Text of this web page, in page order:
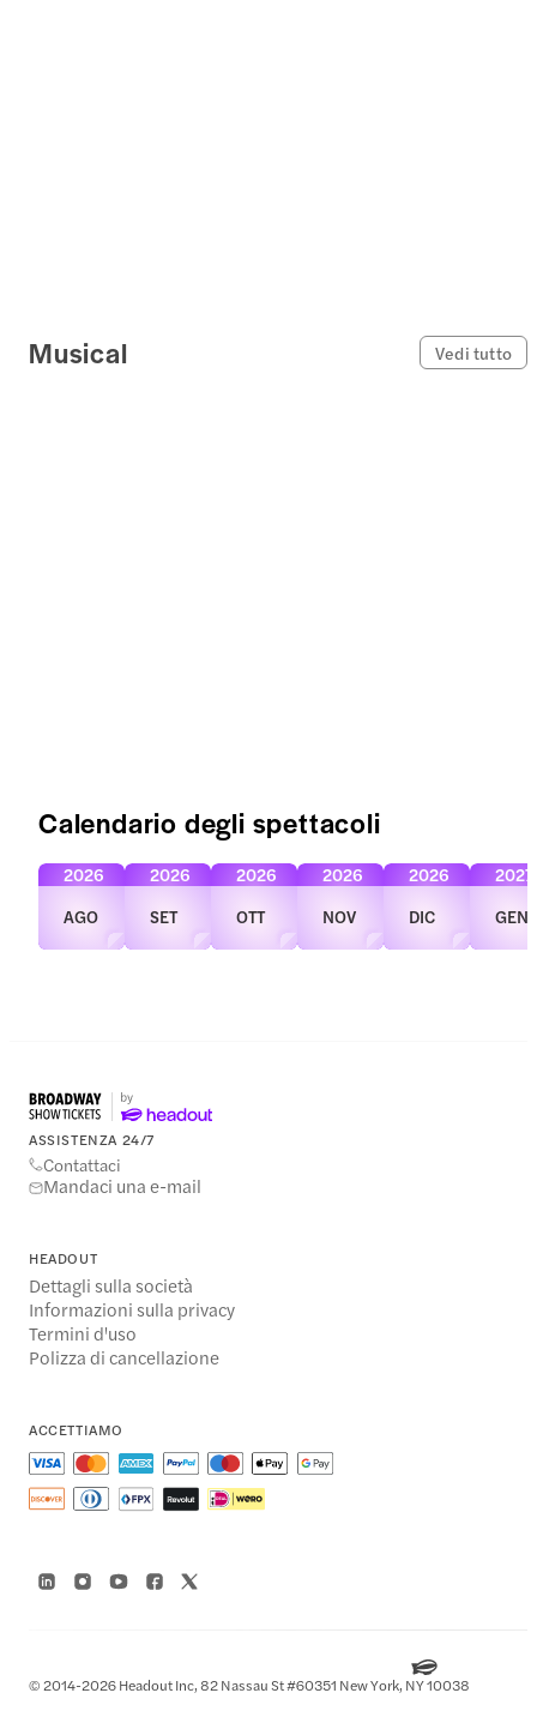
Musical Vedi tutto
Calendario degli spettacoli
AGO
2026
SET
2026
OTT
2026
NOV
2026
DIC
2026
GEN
2027
ASSISTENZA 24/7
Contattaci
Mandaci una e-mail
HEADOUT
Dettagli sulla società
Informazioni sulla privacy
Termini d'uso
Polizza di cancellazione
ACCETTIAMO
© 2014-2026 Headout Inc, 82 Nassau St #60351 New York, NY 10038